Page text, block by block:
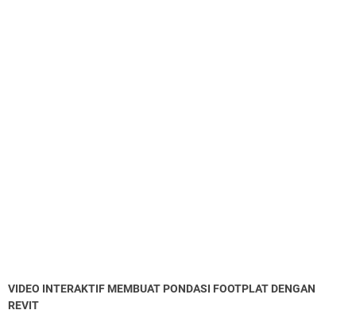
VIDEO INTERAKTIF MEMBUAT PONDASI FOOTPLAT DENGAN
REVIT